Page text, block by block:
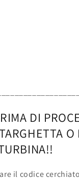
DI
il codice